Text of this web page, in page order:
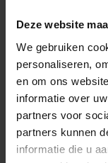
Deze website
We gebruiken
personaliseren,
en om ons
informatie over
partners voor
partners kunnen
informatie die u